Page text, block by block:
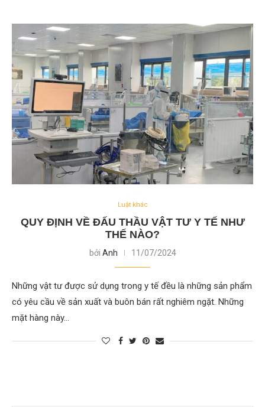
Luật khác
QUY ĐỊNH VỀ ĐẤU THẦU VẬT TƯ Y TẾ NHƯ
THẾ NÀO?
bởi Anh 11/07/2024
Những vật tư được sử dụng trong y tế đều là những sản phẩm
có yêu cầu về sản xuất và buôn bán rất nghiêm ngặt. Những
mặt hàng này…